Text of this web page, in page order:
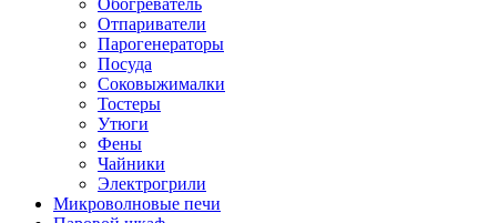
Обогреватель
Отпариватели
Парогенераторы
Посуда
Соковыжималки
Тостеры
Утюги
Фены
Чайники
Электрогрили
Микроволновые печи